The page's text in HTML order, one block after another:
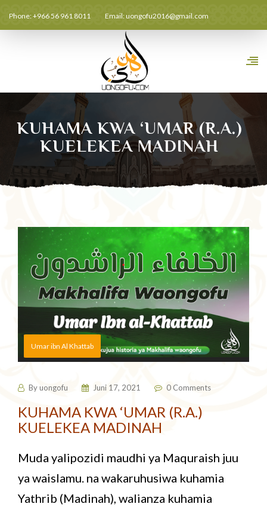
Phone: +966 56 961 8011 Email:uongofu2016@gmail.com
KUHAMA KWA ‘UMAR (R.A.)
KUELEKEA MADINAH
Umar ibn Al Khattab
Byuongofu Juni 17, 2021 0 Comments
KUHAMA KWA ‘UMAR (R.A.)
KUELEKEA MADINAH
Muda yalipozidi maudhi ya Maquraish juu
ya waislamu. na wakaruhusiwa kuhamia
Yathrib (Madinah), walianza kuhamia